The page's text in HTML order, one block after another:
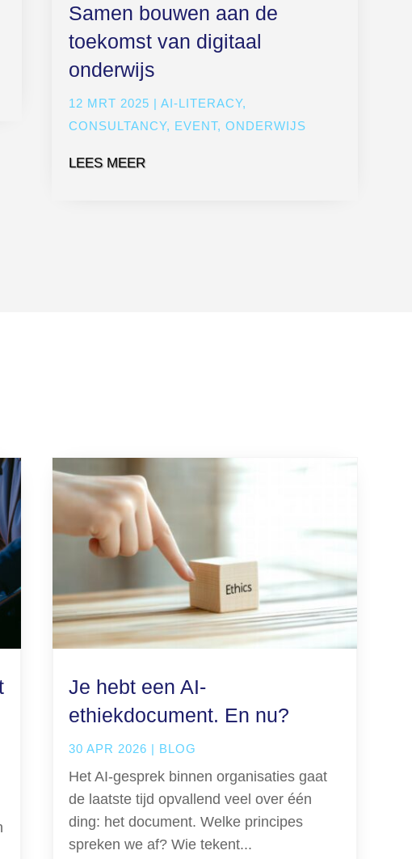
Samen bouwen aan de
toekomst van digitaal
onderwijs
12 MRT 2025 | AI-LITERACY,
CONSULTANCY, EVENT, ONDERWIJS
LEES MEER
Je hebt een AI-
ethiekdocument. En nu?
30 APR 2026 | BLOG
Het AI-gesprek binnen organisaties gaat
de laatste tijd opvallend veel over één
ding: het document. Welke principes
spreken we af? Wie tekent...